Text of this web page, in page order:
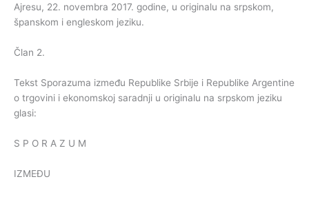
Ajresu, 22. novembra 2017. godine, u originalu na srpskom,
španskom i engleskom jeziku.
Član 2.
Tekst Sporazuma između Republike Srbije i Republike Argentine
o trgovini i ekonomskoj saradnji u originalu na srpskom jeziku
glasi:
S P O R A Z U M
IZMEĐU